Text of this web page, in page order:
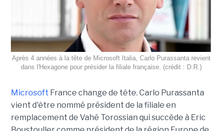
Après 4 années à la tête de Microsoft Italia, Carlo Purassanta revient
dans l'Hexagone pour présider la filiale française. (crédit : D.R.)
Microsoft France change de tête. Carlo Purassanta
vient d'être nommé président de la filiale en
remplacement de Vahé Torossian qui succède à Eric